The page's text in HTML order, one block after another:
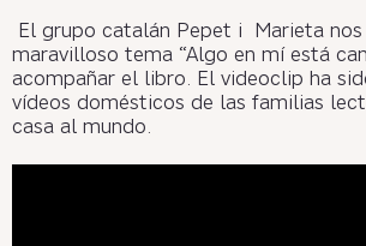
El grupo catalán Pepet i Marieta
maravilloso tema “Algo en mí está
acompañar el libro. El videoclip ha
vídeos domésticos de las familias
casa al mundo.